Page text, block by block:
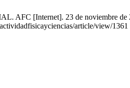
AFC [Internet]. 23 de noviembre de
article/view/1361